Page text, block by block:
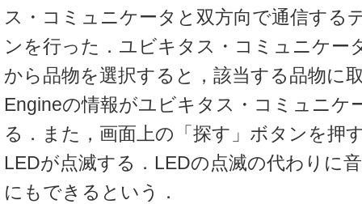
ス・コミュニケータと双方向で通信する
ンを行った．ユビキタス・コミュニケー
から品物を選択すると，該当する品物に
Engineの情報がユビキタス・コミュニケ
る．また，画面上の「探す」ボタンを押
LEDが点滅する．LEDの点滅の代わりに
にもできるという．